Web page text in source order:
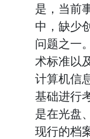
是，当前
中，缺少
问题之一
术标准以
计算机信
基础进行
是在光盘
现行的档